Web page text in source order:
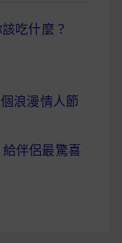
吃什麼？
浪漫情人節
伴侶最驚喜